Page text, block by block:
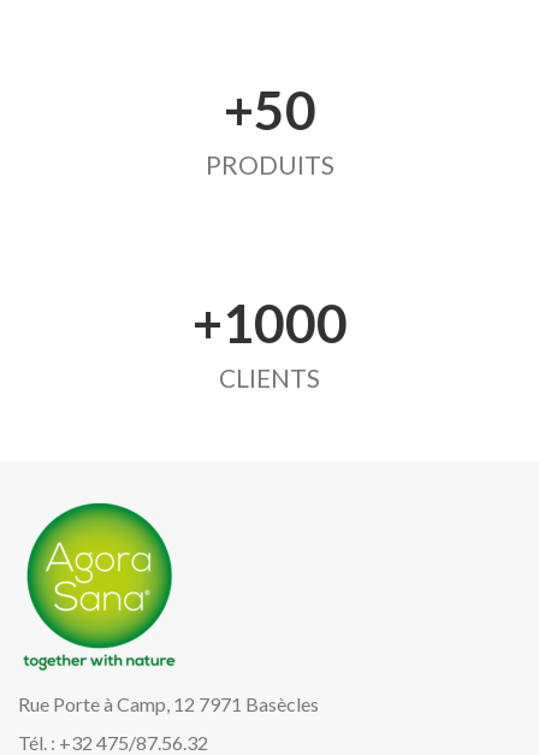
+50
PRODUITS
+1000
CLIENTS
Rue Porte à Camp, 12 7971 Basècles
Tél. : +32 475/87.56.32